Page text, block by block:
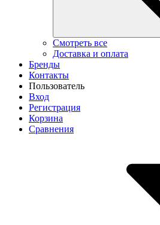
Смотреть все
Доставка и оплата
Бренды
Контакты
Пользователь
Вход
Регистрация
Корзина
Сравнения